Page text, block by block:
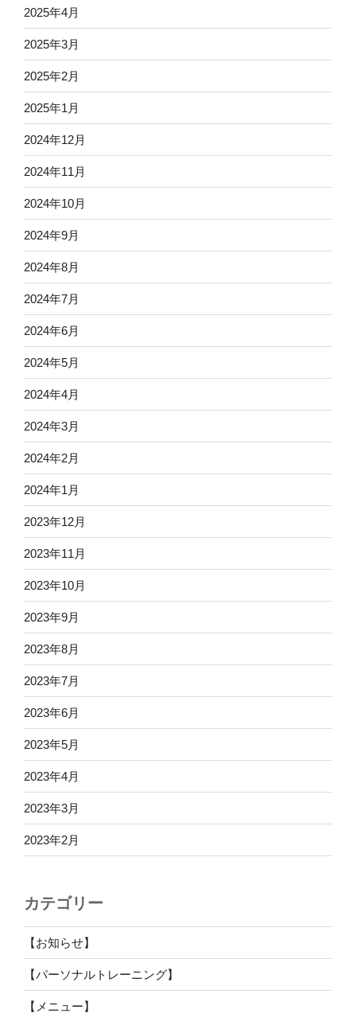
2025年4月
2025年3月
2025年2月
2025年1月
2024年12月
2024年11月
2024年10月
2024年9月
2024年8月
2024年7月
2024年6月
2024年5月
2024年4月
2024年3月
2024年2月
2024年1月
2023年12月
2023年11月
2023年10月
2023年9月
2023年8月
2023年7月
2023年6月
2023年5月
2023年4月
2023年3月
2023年2月
カテゴリー
【お知らせ】
【パーソナルトレーニング】
【メニュー】